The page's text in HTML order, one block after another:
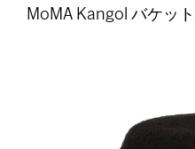
MoMA Kangol バケッ